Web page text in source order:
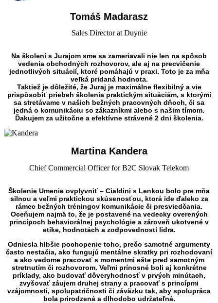
Tomáš Madarasz
Sales Director at Duynie
Na školení s Jurajom sme sa zameriavali nie len na spôsob
vedenia obchodných rozhovorov, ale aj na precvičenie
jednotlivých situácií, ktoré pomáhajú v praxi. Toto je za mňa
veľká pridaná hodnota.
Taktiež je dôležité, že Juraj je maximálne flexibilný a vie
prispôsobiť priebeh školenia praktickým situáciám, s ktorými
sa stretávame v našich bežných pracovných dňoch, či sa
jedná o komunikáciu so zákazníkmi alebo s našim tímom.
Ďakujem za užitočne a efektívne strávené 2 dni školenia.
Martina Kandera
Chief Commercial Officer for B2C Slovak Telekom
Školenie Umenie ovplyvniť – Cialdini s Lenkou bolo pre mňa
silnou a veľmi praktickou skúsenosťou, ktorá ide ďaleko za
rámec bežných tréningov komunikácie či presviedčania.
Oceňujem najmä to, že je postavené na vedecky overených
princípoch behaviorálnej psychológie a zároveň ukotvené v
etike, hodnotách a zodpovednosti lídra.
Odniesla hlbšie pochopenie toho, prečo samotné argumenty
často nestačia, ako fungujú mentálne skratky pri rozhodovaní
a ako vedome pracovať s momentmi ešte pred samotným
stretnutím či rozhovorom. Veľmi prínosné boli aj konkrétne
príklady, ako budovať dôveryhodnosť v prvých minútach,
zvyšovať záujem druhej strany a pracovať s princípmi
vzájomnosti, spolupatričnosti či záväzku tak, aby spolupráca
bola prirodzená a dlhodobo udržateľná.